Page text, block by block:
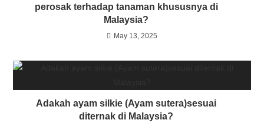
perosak terhadap tanaman khususnya di
Malaysia?
May 13, 2025
Adakah ayam silkie (Ayam sutera)sesuai
diternak di Malaysia?